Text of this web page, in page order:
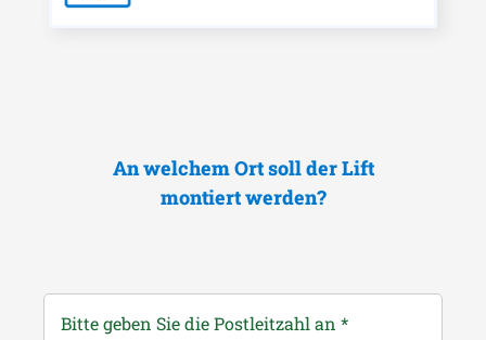
An welchem Ort soll der Lift
montiert werden?
Bitte geben Sie die Postleitzahl an *